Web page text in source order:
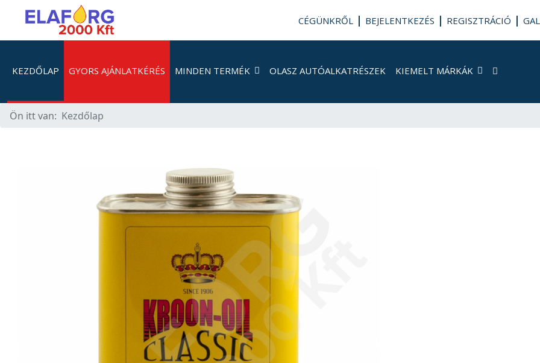
CÉGÜNKRŐL BEJELENTKEZÉS REGISZTRÁCIÓ
KEZDŐLAP GYORS AJÁNLATKÉRÉS MINDEN TERMÉK OLASZ AUTÓALKATRÉSZEK KIEMELT MÁRKÁK
Ön itt van: Kezdőlap